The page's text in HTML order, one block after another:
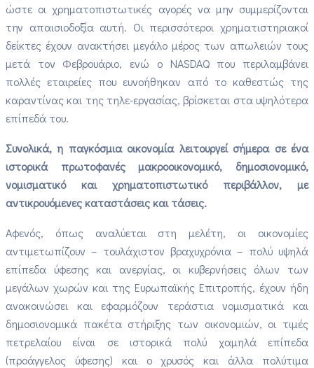
ώστε οι χρηματοπιστωτικές αγορές να μην συμμερίζονται
την απαισιοδοξία αυτή. Οι περισσότεροι χρηματιστηριακοί
δείκτες έχουν ανακτήσει μεγάλο μέρος των απωλειών τους
μετά τον Φεβρουάριο, ενώ ο NASDAQ που περιλαμβάνει
πολλές εταιρείες που ευνοήθηκαν από το καθεστώς της
καραντίνας και της τηλε-εργασίας, βρίσκεται στα υψηλότερα
επίπεδά του.
Συνολικά, η παγκόσμια οικονομία λειτουργεί σήμερα σε ένα
ιστορικά πρωτοφανές μακροοικονομικό, δημοσιονομικό,
νομισματικό και χρηματοπιστωτικό περιβάλλον, με
αντικρουόμενες καταστάσεις και τάσεις.
Αφενός, όπως αναλύεται στη μελέτη, οι οικονομίες
αντιμετωπίζουν – τουλάχιστον βραχυχρόνια – πολύ υψηλά
επίπεδα ύφεσης και ανεργίας, οι κυβερνήσεις όλων των
μεγάλων χωρών και της Ευρωπαϊκής Επιτροπής, έχουν ήδη
ανακοινώσει και εφαρμόζουν τεράστια νομισματικά και
δημοσιονομικά πακέτα στήριξης των οικονομιών, οι τιμές
πετρελαίου είναι σε ιστορικά πολύ χαμηλά επίπεδα
(προάγγελος ύφεσης) και ο χρυσός και άλλα πολύτιμα